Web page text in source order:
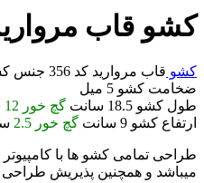
کشو قاب مروارید
کشو قاب مروارید کد 356 جنس کشو پلیکا
ضخامت کشو 5 میل
طول کشو 18.5 سانت
گچ خور 12
ارتفاع کشو 9 سانت
گچ خور 2.5
طراحی تمامی کشو ها با کامپیوتر
میباشد و همچنین پذیریش طراحی